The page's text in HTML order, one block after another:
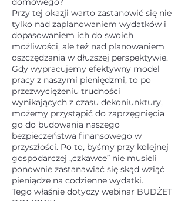
Przy tej okazji warto zastanowić się nie
tylko nad zaplanowaniem wydatków i
dopasowaniem ich do swoich
możliwości, ale też nad planowaniem
oszczędzania w dłuższej perspektywie.
Gdy wypracujemy efektywny model
pracy z naszymi pieniędzmi, to po
przezwyciężeniu trudności
wynikających z czasu dekoniunktury,
możemy przystąpić do zaprzęgnięcia
go do budowania naszego
bezpieczeństwa finansowego w
przyszłości. Po to, byśmy przy kolejnej
gospodarczej „czkawce” nie musieli
ponownie zastanawiać się skąd wziąć
pieniądze na codzienne wydatki.
Tego właśnie dotyczy webinar BUDŻET